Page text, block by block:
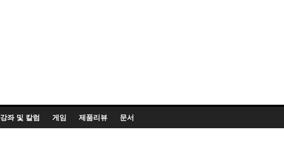
강좌 및 칼럼 게임 제품리뷰 문서